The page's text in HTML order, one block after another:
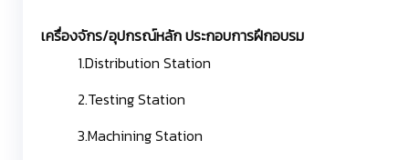
เครื่องจักร/อุปกรณ์หลัก ประกอบการฝึกอบรม
1.Distribution Station
2.Testing Station
3.Machining Station